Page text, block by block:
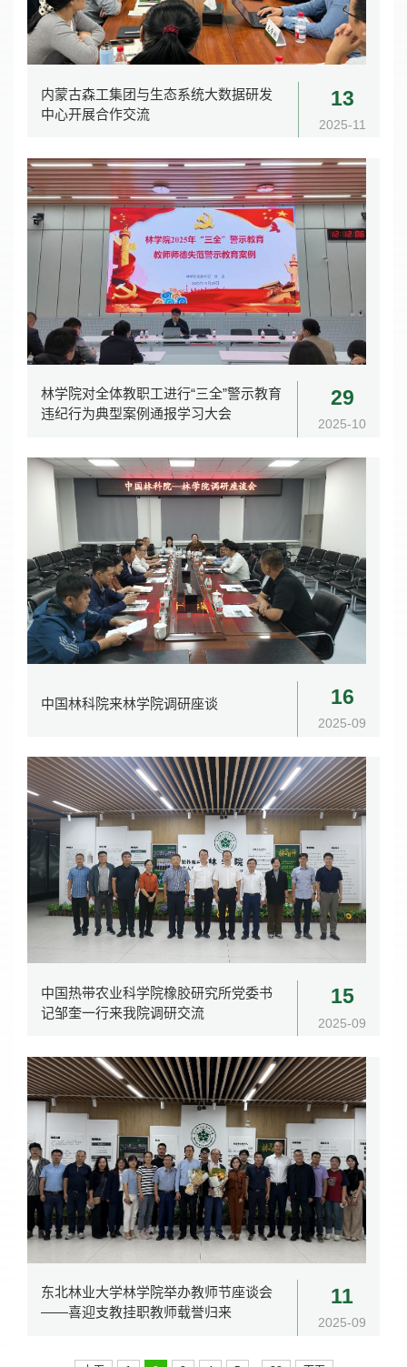
内蒙古森工集团与生态系统大数据研发
中心开展合作交流
13
2025-11
林学院对全体教职工进行“三全”警示教育
违纪行为典型案例通报学习大会
29
2025-10
中国林科院来林学院调研座谈 16
2025-09
中国热带农业科学院橡胶研究所党委书
记邹奎一行来我院调研交流
15
2025-09
东北林业大学林学院举办教师节座谈会
——喜迎支教挂职教师载誉归来
11
2025-09